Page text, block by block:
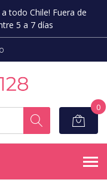
todo Chile! Fuera de
5 a 7 días
0